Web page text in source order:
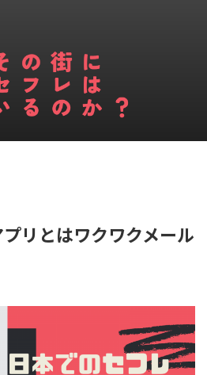
リとはワクワクメール